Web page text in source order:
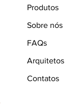
Produtos
Sobre nós
FAQs
Arquitetos
Contatos